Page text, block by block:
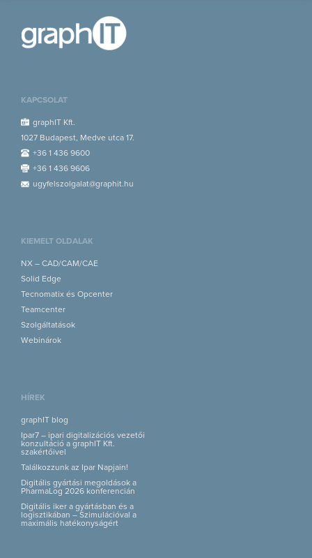
KAPCSOLAT
graphIT Kft.
1027 Budapest, Medve utca 17.
+36 1 436 9600
+36 1 436 9606
ugyfelszolgalat@graphit.hu
KIEMELT OLDALAK
NX – CAD/CAM/CAE
Solid Edge
Tecnomatix és Opcenter
Teamcenter
Szolgáltatások
Webinárok
HÍREK
graphIT blog
Ipar7 – ipari digitalizációs vezetői
konzultáció a graphIT Kft.
szakértőivel
Találkozzunk az Ipar Napjain!
Digitális gyártási megoldások a
PharmaLog 2026 konferencián
Digitális iker a gyártásban és a
logisztikában – Szimulációval a
maximális hatékonyságért